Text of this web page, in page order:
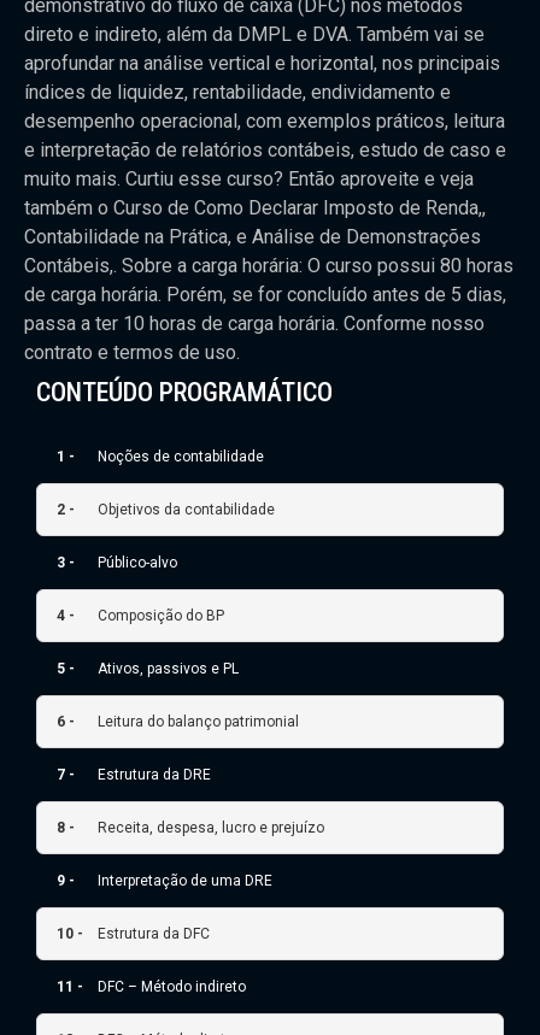
demonstrativo do fluxo de caixa (DFC) nos métodos
direto e indireto, além da DMPL e DVA. Também vai se
aprofundar na análise vertical e horizontal, nos principais
índices de liquidez, rentabilidade, endividamento e
desempenho operacional, com exemplos práticos, leitura
e interpretação de relatórios contábeis, estudo de caso e
muito mais. Curtiu esse curso? Então aproveite e veja
também o Curso de Como Declarar Imposto de Renda,,
Contabilidade na Prática, e Análise de Demonstrações
Contábeis,. Sobre a carga horária: O curso possui 80 horas
de carga horária. Porém, se for concluído antes de 5 dias,
passa a ter 10 horas de carga horária. Conforme nosso
contrato e termos de uso.
CONTEÚDO PROGRAMÁTICO
1 - Noções de contabilidade
2 - Objetivos da contabilidade
3 - Público-alvo
4 - Composição do BP
5 - Ativos, passivos e PL
6 - Leitura do balanço patrimonial
7 - Estrutura da DRE
8 - Receita, despesa, lucro e prejuízo
9 - Interpretação de uma DRE
10 - Estrutura da DFC
11 - DFC – Método indireto